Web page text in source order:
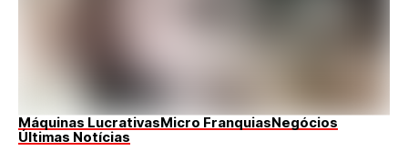
Máquinas LucrativasMicro FranquiasNegócios
Últimas Notícias